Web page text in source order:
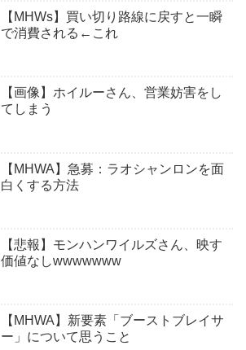
【MHWs】買い切り路線に戻すと一瞬
で消費される←これ
【画像】ホイルーさん、営業妨害をし
てしまう
【MHWA】急募：ラオシャンロンを面
白くする方法
【悲報】モンハンワイルズさん、映す
価値なしwwwwwww
【MHWA】新要素「ブーストブレイサ
ー」について思うこと